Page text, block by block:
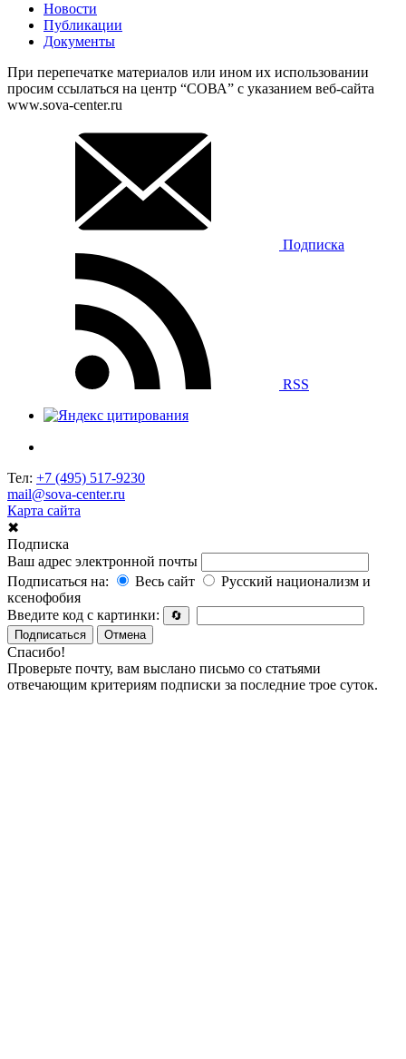
Новости
Публикации
Документы
При перепечатке материалов или ином их использовании
просим ссылаться на центр “СОВА” с указанием веб-сайта
www.sova-center.ru
Подписка
RSS
Тел: +7 (495) 517-9230
mail@sova-center.ru
Карта сайта
✖
Подписка
Ваш адрес электронной почты
Подписаться на:
Весь сайт
Русский национализм и
ксенофобия
Введите код с картинки:
🔄
Подписаться
Отмена
Спасибо!
Проверьте почту, вам выслано письмо со статьями
отвечающим критериям подписки за последние трое суток.